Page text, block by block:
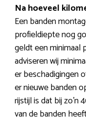
Na hoeveel
Een banden
profieldiepte nog
geldt een minimaal
adviseren wij
er beschadigingen
er nieuwe banden
rijstijl is dat bij
van de banden